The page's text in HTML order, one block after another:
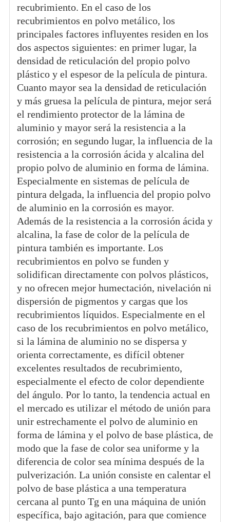
recubrimiento. En el caso de los
recubrimientos en polvo metálico, los
principales factores influyentes residen en los
dos aspectos siguientes: en primer lugar, la
densidad de reticulación del propio polvo
plástico y el espesor de la película de pintura.
Cuanto mayor sea la densidad de reticulación
y más gruesa la película de pintura, mejor será
el rendimiento protector de la lámina de
aluminio y mayor será la resistencia a la
corrosión; en segundo lugar, la influencia de la
resistencia a la corrosión ácida y alcalina del
propio polvo de aluminio en forma de lámina.
Especialmente en sistemas de película de
pintura delgada, la influencia del propio polvo
de aluminio en la corrosión es mayor.
Además de la resistencia a la corrosión ácida y
alcalina, la fase de color de la película de
pintura también es importante. Los
recubrimientos en polvo se funden y
solidifican directamente con polvos plásticos,
y no ofrecen mejor humectación, nivelación ni
dispersión de pigmentos y cargas que los
recubrimientos líquidos. Especialmente en el
caso de los recubrimientos en polvo metálico,
si la lámina de aluminio no se dispersa y
orienta correctamente, es difícil obtener
excelentes resultados de recubrimiento,
especialmente el efecto de color dependiente
del ángulo. Por lo tanto, la tendencia actual en
el mercado es utilizar el método de unión para
unir estrechamente el polvo de aluminio en
forma de lámina y el polvo de base plástica, de
modo que la fase de color sea uniforme y la
diferencia de color sea mínima después de la
pulverización. La unión consiste en calentar el
polvo de base plástica a una temperatura
cercana al punto Tg en una máquina de unión
específica, bajo agitación, para que comience